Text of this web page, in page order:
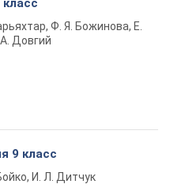
Ф. Я. Божинова, Е.
Довгий
9 класс
И. Л. Дитчук